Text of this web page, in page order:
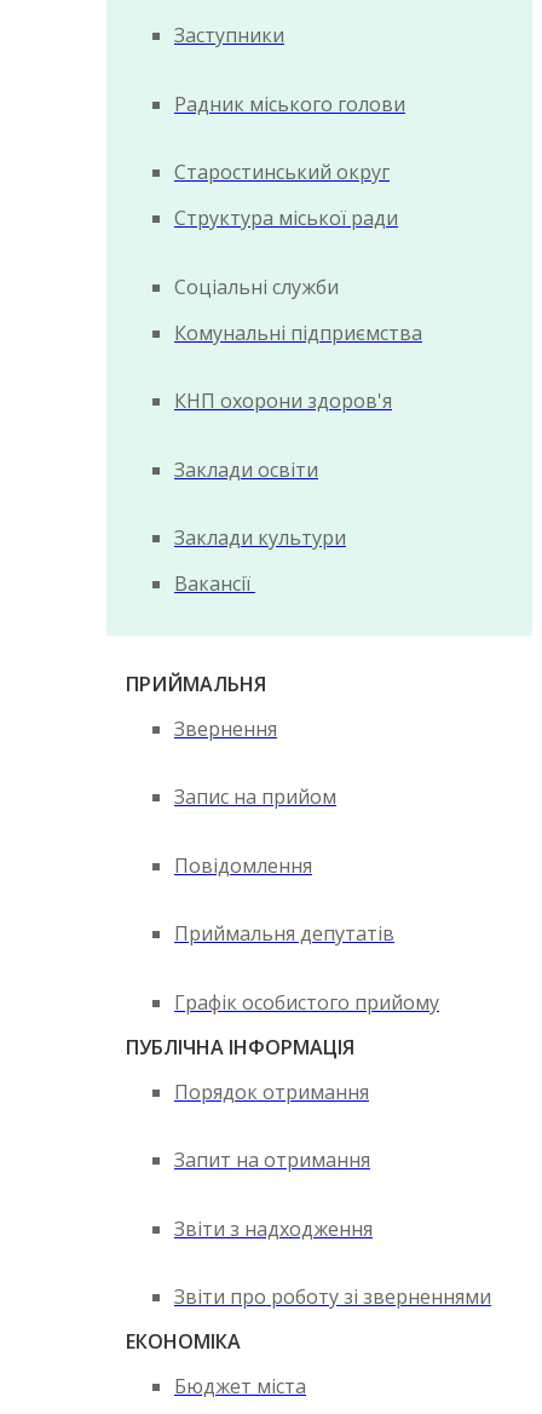
Заступники
Радник міського голови
Старостинський округ
Структура міської ради
Соціальні служби
Комунальні підприємства
КНП охорони здоров'я
Заклади освіти
Заклади культури
Вакансії
ПРИЙМАЛЬНЯ
Звернення
Запис на прийом
Повідомлення
Приймальня депутатів
Графік особистого прийому
ПУБЛІЧНА ІНФОРМАЦІЯ
Порядок отримання
Запит на отримання
Звіти з надходження
Звіти про роботу зі зверненнями
ЕКОНОМІКА
Бюджет міста